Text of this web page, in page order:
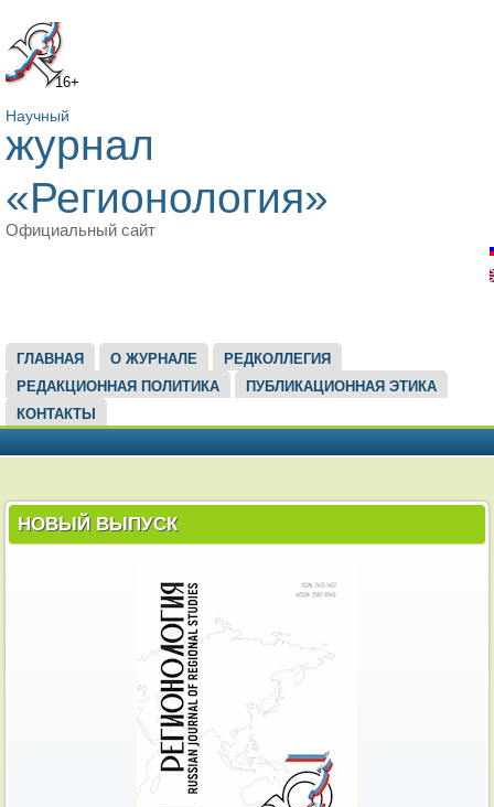
16+
Научный
журнал
«Регионология»
Официальный сайт
ГЛАВНОЕ МЕНЮ
ГЛАВНАЯ О ЖУРНАЛЕ
РЕДКОЛЛЕГИЯ
РЕДАКЦИОННАЯ ПОЛИТИКА
ПУБЛИКАЦИОННАЯ ЭТИКА
КОНТАКТЫ
НОВЫЙ ВЫПУСК